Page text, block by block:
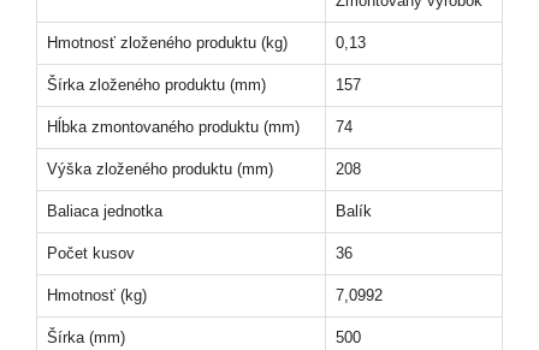
Hmotnosť zloženého produktu (kg) 0,13
Šírka zloženého produktu (mm) 157
Hĺbka zmontovaného produktu (mm) 74
Výška zloženého produktu (mm) 208
Baliaca jednotka Balík
Počet kusov 36
Hmotnosť (kg) 7,0992
Šírka (mm) 500